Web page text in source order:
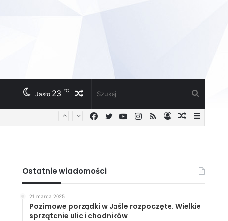
Losowy
artykuł
Jasło 23 ℃
Losowy
Zaloguj
RSS
Instagram
YouTube
Twitter
Facebook
Ostatnie wiadomości
21 marca 2025
Pozimowe porządki w Jaśle rozpoczęte. Wielkie
sprzątanie ulic i chodników